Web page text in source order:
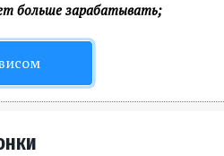
больше зарабатывать;